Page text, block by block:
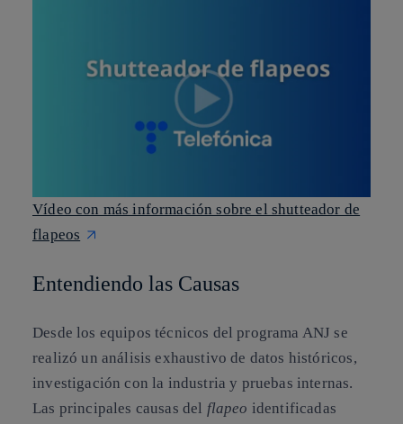
Vídeo con más información sobre el shutteador de
flapeos
Entendiendo las Causas
Desde los equipos técnicos del programa ANJ se
realizó un análisis exhaustivo de datos históricos,
investigación con la industria y pruebas internas.
Las principales causas del flapeo identificadas